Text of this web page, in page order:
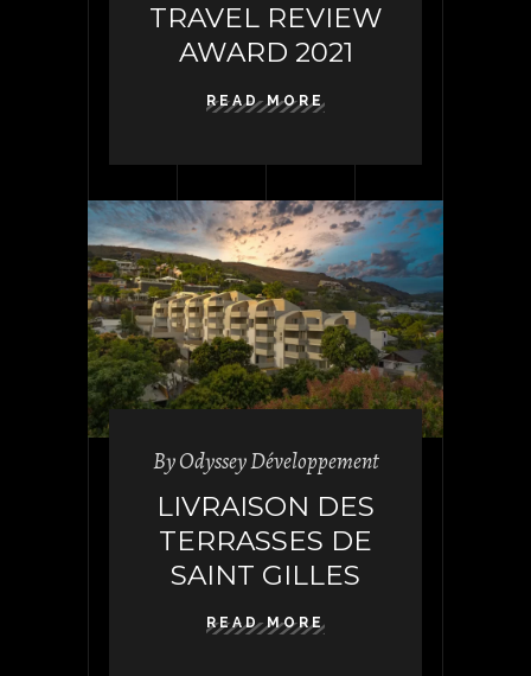
TRAVEL REVIEW
AWARD 2021
READ MORE
ByOdyssey Développement
LIVRAISON DES
TERRASSES DE
SAINT GILLES
READ MORE